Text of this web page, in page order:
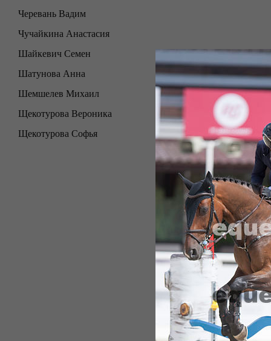
Черевань Вадим
Чучайкина Анастасия
Шайкевич Семен
Шатунова Анна
Шемшелев Михаил
Щекотурова Вероника
Щекотурова Софья